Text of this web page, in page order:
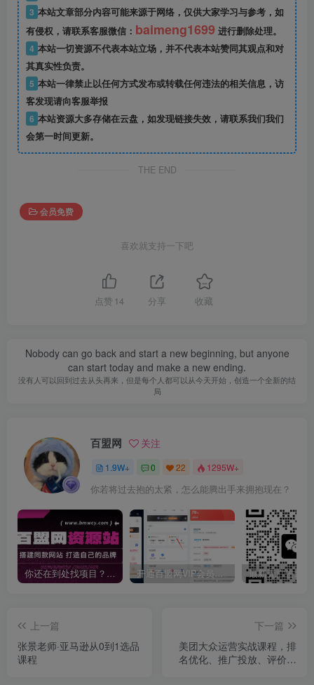
3 本站文章部分内容可能来源于网络，仅供大家学习与参考，如
有侵权，请联系客服微信： baimeng1699 进行删除处理。
4 本站一切资源不代表本站立场，并不代表本站赞同其观点和对
其真实性负责。
5 本站一律禁止以任何方式发布或转载任何违法的相关信息，访
客发现请向客服举报
6 本站资源大多存储在云盘，如发现链接失效，请联系我们我们
会第一时间更新。
THE END
会员免费
喜欢就支持一下吧
点赞 14 分享 收藏
Nobody can go back and start a new beginning, but anyone
can start today and make a new ending.
没有人可以回到过去从头再来，但是每个人都可以从今天开始，创造一个全新的结
局
百盟网 关注
1.9W+ 0 22 1295W+
你若将过去抱的太紧，怎么能腾出手来拥抱现在？
你还在到处找项目？还在当韭菜？我靠卖项目一个月收入5万+，曾经我也是个失败者。 开通百盟网VIP会员，尊享全站资源免费下载，享70%的推广提成！！【限时五折优惠】
上一篇
张景老师·亚马逊从0到1选品
课程
下一篇
美团大众运营实战课程，排
名优化、推广投放、评价管